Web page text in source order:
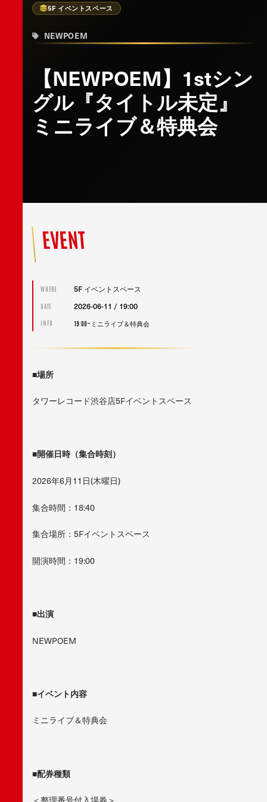
5F イベントスペース
NEWPOEM
【NEWPOEM】1stシン
グル『タイトル未定』
ミニライブ＆特典会
EVENT
WHERE 5F イベントスペース
DATE 2026-06-11 / 19:00
INFO 19:00~ミニライブ＆特典会
■場所
タワーレコード渋谷店5Fイベントスペース
■開催日時（集合時刻）
2026年6月11日(木曜日)
集合時間：18:40
集合場所：5Fイベントスペース
開演時間：19:00
■出演
NEWPOEM
■イベント内容
ミニライブ＆特典会
■配券種類